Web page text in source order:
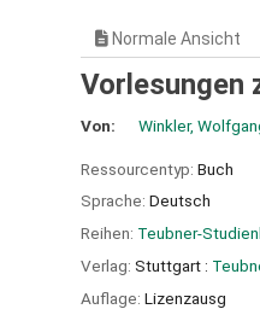
Normale Ansicht
Vorlesungen
Von: Winkler,
Ressourcentyp: Buch
Sprache: Deutsch
Reihen: Teubner-
Verlag: Stuttgart :
Auflage: Lizenzausg